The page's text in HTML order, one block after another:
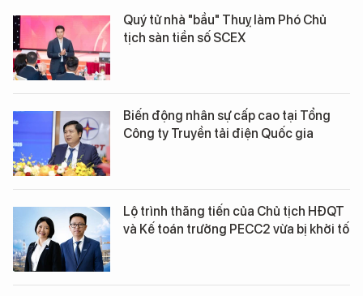
Quý tử nhà "bầu" Thuỵ làm Phó Chủ
tịch sàn tiền số SCEX
Biến động nhân sự cấp cao tại Tổng
Công ty Truyền tải điện Quốc gia
Lộ trình thăng tiến của Chủ tịch HĐQT
và Kế toán trưởng PECC2 vừa bị khởi tố